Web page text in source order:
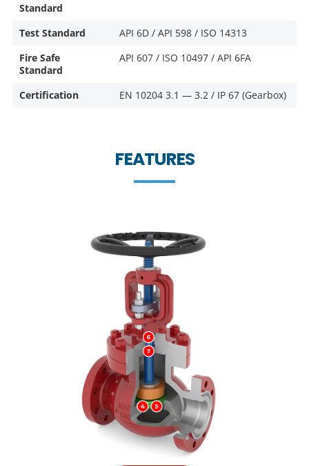
Standard
Test Standard
API 6D / API 598 / ISO 14313
Fire Safe
Standard
API 607 / ISO 10497 / API 6FA
Certification EN 10204 3.1 — 3.2 / IP 67 (Gearbox)
FEATURES